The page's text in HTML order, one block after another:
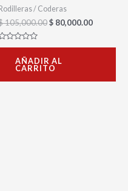
Rodilleras / Coderas
105,000.00$ 80,000.00
AÑADIR AL
CARRITO